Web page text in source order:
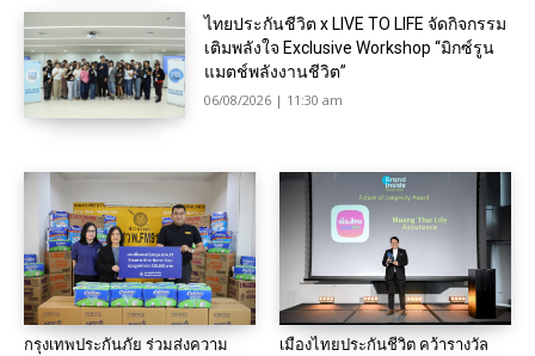
ไทยประกันชีวิต x LIVE TO LIFE จัดกิจกรรม
เติมพลังใจ Exclusive Workshop “มิกซ์รูน
แมตช์พลังงานชีวิต”
06/08/2026 | 11:30 am
กรุงเทพประกันภัย ร่วมส่งความ
เมืองไทยประกันชีวิต คว้ารางวัล